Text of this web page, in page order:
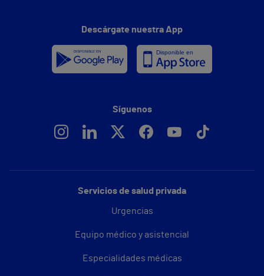
Servicios de salud privada
Urgencias
Equipo médico y asistencial
Especialidades médicas
Descárgate nuestra App
Síguenos